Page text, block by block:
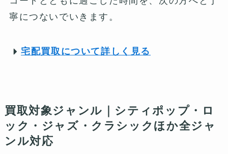
寧につないでいきます。
宅配買取について詳しく見る
買取対象ジャンル｜シティポップ・ロ
ック・ジャズ・クラシックほか全ジャ
ンル対応